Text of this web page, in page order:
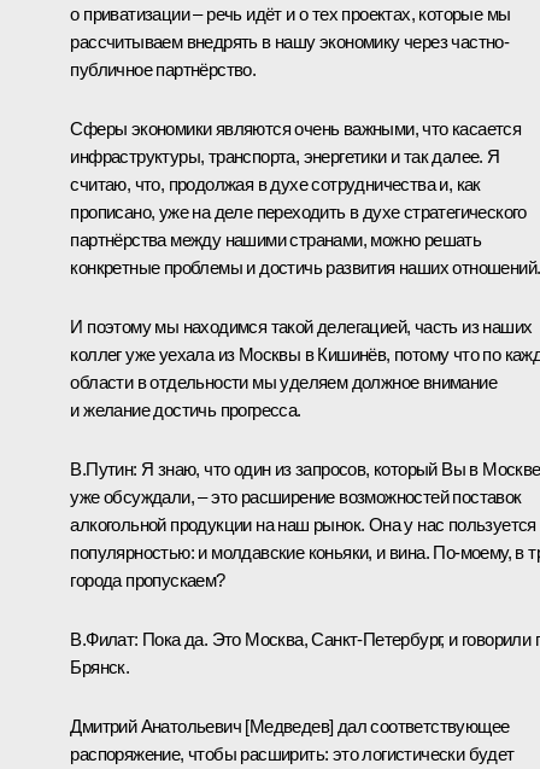
о приватизации – речь идёт и о тех проектах, которые мы
рассчитываем внедрять в нашу экономику через частно-
публичное партнёрство.
Сферы экономики являются очень важными, что касается
инфраструктуры, транспорта, энергетики и так далее. Я
считаю, что, продолжая в духе сотрудничества и, как
прописано, уже на деле переходить в духе стратегического
партнёрства между нашими странами, можно решать
конкретные проблемы и достичь развития наших отношений.
И поэтому мы находимся такой делегацией, часть из наших
коллег уже уехала из Москвы в Кишинёв, потому что по
области в отдельности мы уделяем должное внимание
и желание достичь прогресса.
В.Путин: Я знаю, что один из запросов, который Вы в Москве
уже обсуждали, – это расширение возможностей поставок
алкогольной продукции на наш рынок. Она у нас пользуется
популярностью: и молдавские коньяки, и вина. По‑моему, в
города пропускаем?
В.Филат: Пока да. Это Москва, Санкт-Петербург, и говорили
Брянск.
Дмитрий Анатольевич [Медведев] дал соответствующее
распоряжение, чтобы расширить: это логистически будет